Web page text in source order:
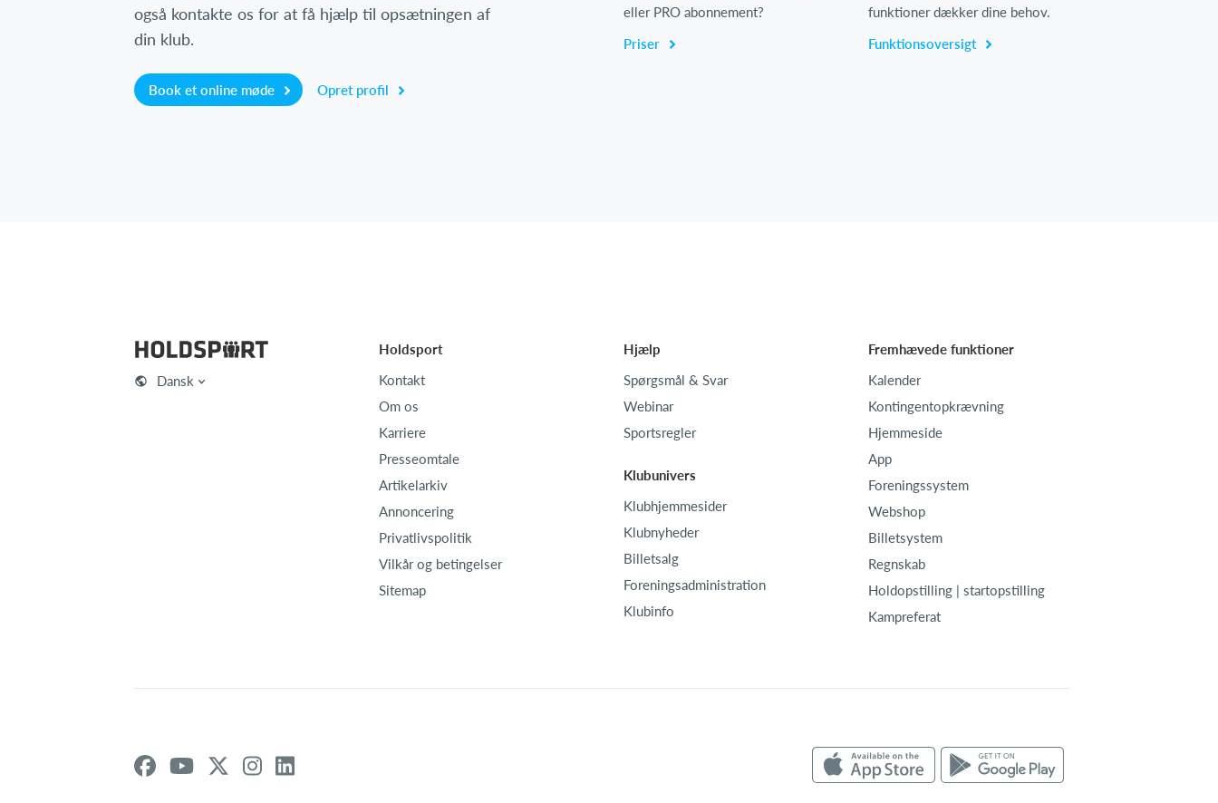
også kontakte os for at få hjælp til opsætningen af
din klub.
Book et online møde Opret profil
eller PRO abonnement?
Priser
funktioner dækker dine behov.
Funktionsoversigt
Dansk
Holdsport
Kontakt
Om os
Karriere
Presseomtale
Artikelarkiv
Annoncering
Privatlivspolitik
Vilkår og betingelser
Sitemap
Hjælp
Spørgsmål & Svar
Webinar
Sportsregler
Klubunivers
Klubhjemmesider
Klubnyheder
Billetsalg
Foreningsadministration
Klubinfo
Fremhævede funktioner
Kalender
Kontingentopkrævning
Hjemmeside
App
Foreningssystem
Webshop
Billetsystem
Regnskab
Holdopstilling | startopstilling
Kampreferat